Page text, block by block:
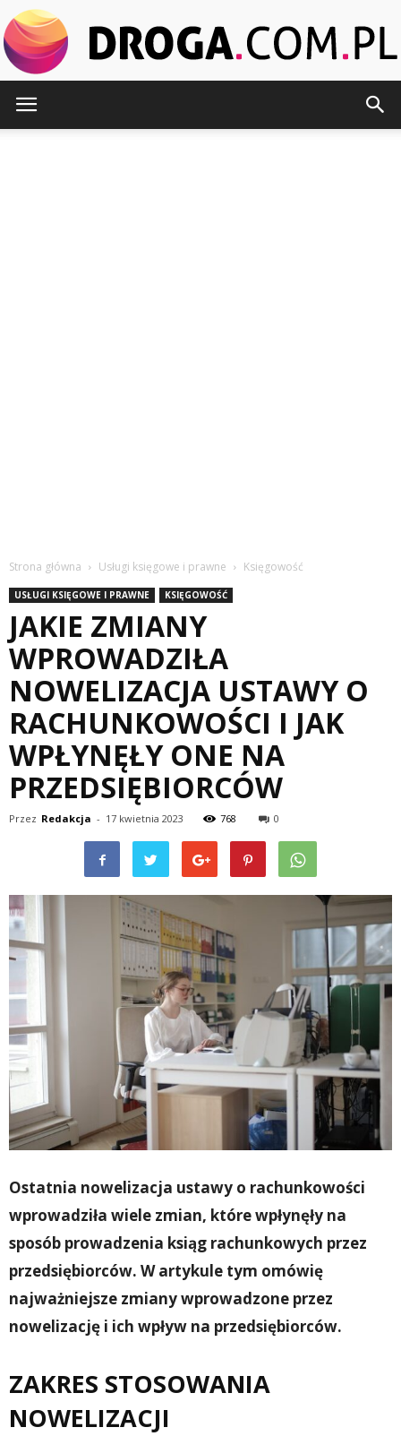
Strona główna Usługi księgowe i prawne Księgowość
USŁUGI KSIĘGOWE I PRAWNE KSIĘGOWOŚĆ
JAKIE ZMIANY
WPROWADZIŁA
NOWELIZACJA USTAWY O
RACHUNKOWOŚCI I JAK
WPŁYNĘŁY ONE NA
PRZEDSIĘBIORCÓW
Przez Redakcja - 17 kwietnia 2023 768 0
Ostatnia nowelizacja ustawy o rachunkowości
wprowadziła wiele zmian, które wpłynęły na
sposób prowadzenia ksiąg rachunkowych przez
przedsiębiorców. W artykule tym omówię
najważniejsze zmiany wprowadzone przez
nowelizację i ich wpływ na przedsiębiorców.
ZAKRES STOSOWANIA
NOWELIZACJI